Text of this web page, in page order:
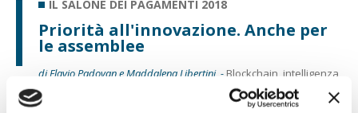
IL SALONE DEI PAGAMENTI 2018
Priorità all'innovazione. Anche per
le assemblee
di Flavio Padovan e Maddalena Libertini -Blockchain, intelligenza
artificiale, open banking. Sono questi alcuni degli ambiti s...